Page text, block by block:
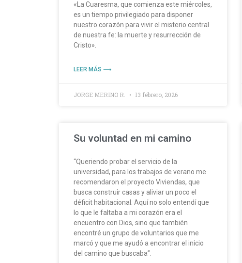
«La Cuaresma, que comienza este miércoles,
es un tiempo privilegiado para disponer
nuestro corazón para vivir el misterio central
de nuestra fe: la muerte y resurrección de
Cristo».
LEER MÁS ⟶
JORGE MERINO R. 13 febrero, 2026
Su voluntad en mi camino
“Queriendo probar el servicio de la
universidad, para los trabajos de verano me
recomendaron el proyecto Viviendas, que
busca construir casas y aliviar un poco el
déficit habitacional. Aquí no solo entendí que
lo que le faltaba a mi corazón era el
encuentro con Dios, sino que también
encontré un grupo de voluntarios que me
marcó y que me ayudó a encontrar el inicio
del camino que buscaba”.